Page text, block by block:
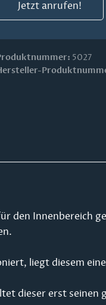
Jetzt anrufen!
5027
den Innenbereich
liegt diesem
dieser erst seinen